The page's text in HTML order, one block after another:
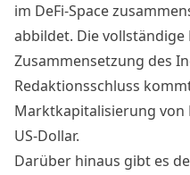
im DeFi-Space
abbildet. Die
Zusammensetzung des
Redaktionsschluss
Marktkapitalisierung von
US-Dollar.
Darüber hinaus gibt es